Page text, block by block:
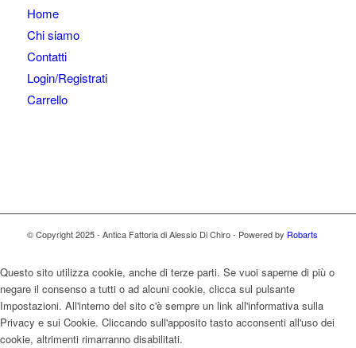
Home
Chi siamo
Contatti
Login/Registrati
Carrello
© Copyright 2025 - Antica Fattoria di Alessio Di Chiro - Powered by Robarts
Questo sito utilizza cookie, anche di terze parti. Se vuoi saperne di più o
negare il consenso a tutti o ad alcuni cookie, clicca sul pulsante
Impostazioni. All'interno del sito c'è sempre un link all'informativa sulla
Privacy e sui Cookie. Cliccando sull'apposito tasto acconsenti all'uso dei
cookie, altrimenti rimarranno disabilitati.